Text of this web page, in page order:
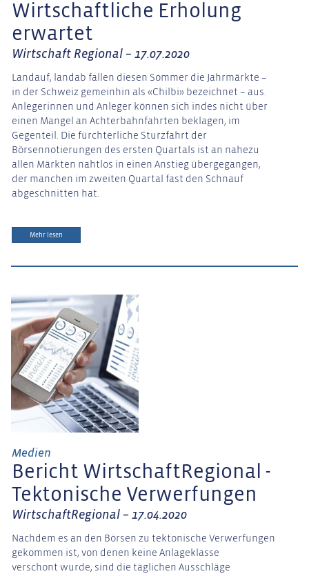
Wirtschaftliche Erholung
erwartet
Wirtschaft Regional – 17.07.2020
Landauf, landab fallen diesen Sommer die Jahrmärkte –
in der Schweiz gemeinhin als «Chilbi» bezeichnet – aus.
Anlegerinnen und Anleger können sich indes nicht über
einen Mangel an Achterbahnfahrten beklagen, im
Gegenteil. Die fürchterliche Sturzfahrt der
Börsennotierungen des ersten Quartals ist an nahezu
allen Märkten nahtlos in einen Anstieg übergegangen,
der manchen im zweiten Quartal fast den Schnauf
abgeschnitten hat.
Mehr lesen
Medien
Bericht WirtschaftRegional -
Tektonische Verwerfungen
WirtschaftRegional – 17.04.2020
Nachdem es an den Börsen zu tektonische Verwerfungen
gekommen ist, von denen keine Anlageklasse
verschont wurde, sind die täglichen Ausschläge